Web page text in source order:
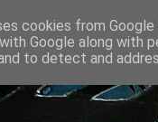
cookies from
Google along with
to detect and